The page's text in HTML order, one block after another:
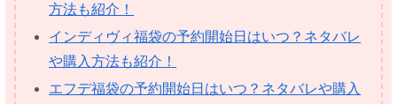
方法も紹介！
インディヴィ福袋の予約開始日はいつ？ネタバレ
や購入方法も紹介！
エフデ福袋の予約開始日はいつ？ネタバレや購入